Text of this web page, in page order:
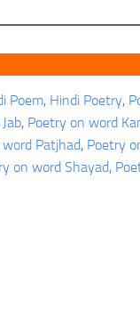
Poem, Hindi Poetry,
, Poetry on word
Patjhad, Poetry
on word Shayad,